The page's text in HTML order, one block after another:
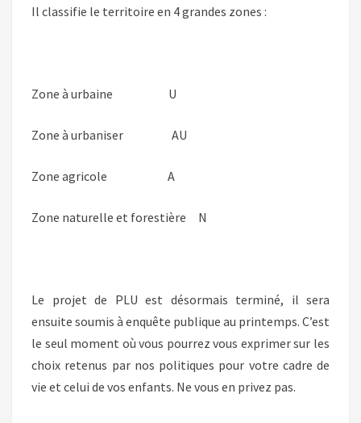
Il classifie le territoire en 4 grandes zones :
Zone à urbaine U
Zone à urbaniser AU
Zone agricole A
Zone naturelle et forestière N
Le projet de PLU est désormais terminé, il sera
ensuite soumis à enquête publique au printemps. C’est
le seul moment où vous pourrez vous exprimer sur les
choix retenus par nos politiques pour votre cadre de
vie et celui de vos enfants. Ne vous en privez pas.